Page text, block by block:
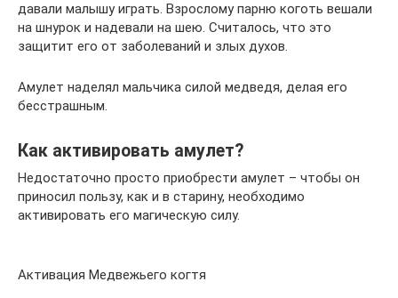
давали малышу играть. Взрослому парню коготь вешали
на шнурок и надевали на шею. Считалось, что это
защитит его от заболеваний и злых духов.
Амулет наделял мальчика силой медведя, делая его
бесстрашным.
Как активировать амулет?
Недостаточно просто приобрести амулет – чтобы он
приносил пользу, как и в старину, необходимо
активировать его магическую силу.
Активация Медвежьего когтя